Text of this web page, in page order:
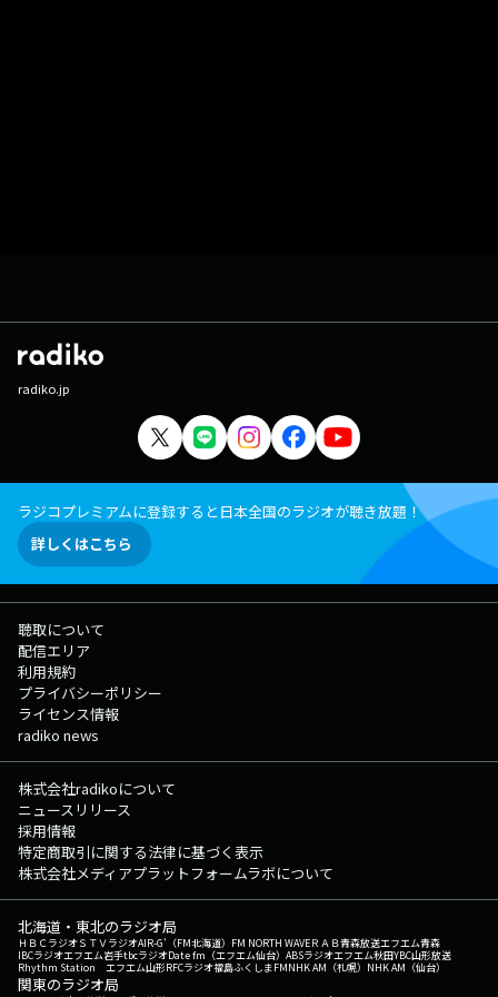
radiko.jp
ラジコプレミアムに登録すると日本全国のラジオが聴き放題！
詳しくはこちら
聴取について
配信エリア
利用規約
プライバシーポリシー
ライセンス情報
radiko news
株式会社radikoについて
ニュースリリース
採用情報
特定商取引に関する法律に基づく表示
株式会社メディアプラットフォームラボについて
北海道・東北のラジオ局
ＨＢＣラジオＳＴＶラジオAIR-G'（FM北海道） FM NORTH WAVEＲＡＢ青森放送エフエム青森
IBCラジオエフエム岩手tbcラジオDate fm（エフエム仙台） ABSラジオエフエム秋田YBC山形放送
Rhythm Station エフエム山形RFCラジオ福島ふくしまFMNHK AM（札幌） NHK AM（仙台）
関東のラジオ局